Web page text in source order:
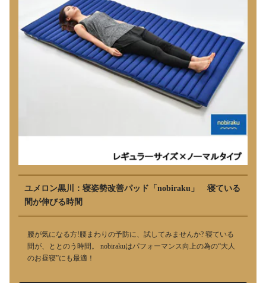
ユメロン黒川：寝姿勢改善パッド「nobiraku」 寝ている
間が伸びる時間
腰が気になる方!腰まわりの予防に、試してみませんか? 寝ている
間が、ととのう時間。 nobirakuはパフォーマンス向上の為の“大人
のお昼寝”にも最適！